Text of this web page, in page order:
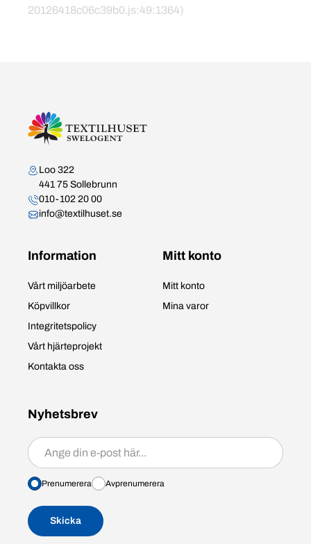
20126418c06c39b0.js:49:1364)
Kontakta oss
Loo 322
441 75 Sollebrunn
010-102 20 00
info@textilhuset.se
Information
Vårt miljöarbete
Köpvillkor
Integritetspolicy
Vårt hjärteprojekt
Kontakta oss
Mitt konto
Mitt konto
Mina varor
Nyhetsbrev
Prenumerera/avprenumerera
Prenumerera Avprenumerera
Skicka